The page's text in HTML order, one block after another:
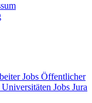
Jobs Öffentlicher
Universitäten Jobs Jura